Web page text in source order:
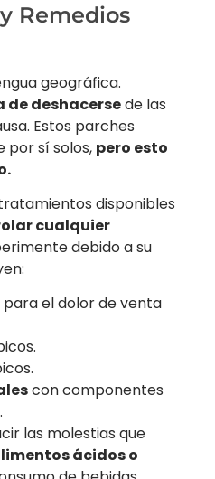
Remedios
geográfica.
de deshacersede las
Estos parches
por sí solos, pero esto
disponibles
cualquier
debido a su
para el dolor de venta
con componentes
las molestias que
ácidos o